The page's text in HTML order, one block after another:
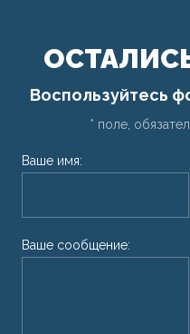
Воспользуйтесь
* поле,
Ваше имя:
Ваше сообщение: